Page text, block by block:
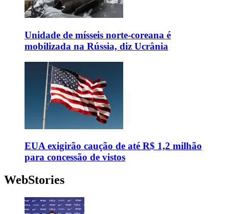
Unidade de mísseis norte-coreana é
mobilizada na Rússia, diz Ucrânia
EUA exigirão caução de até R$ 1,2 milhão
para concessão de vistos
WebStories